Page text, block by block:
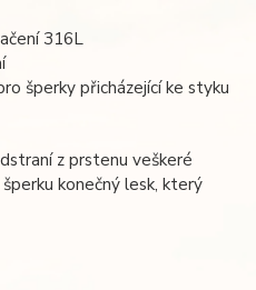
316L
šperky přicházející ke styku
z prstenu veškeré
konečný lesk, který